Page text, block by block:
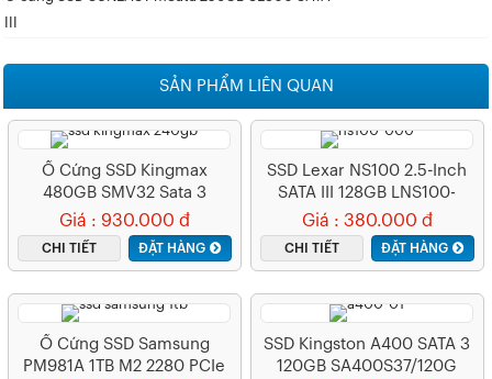
SẢN PHẨM LIÊN QUAN
Ổ Cứng SSD Kingmax
480GB SMV32 Sata 3
Giá : 930.000 đ
CHI TIẾT ĐẶT HÀNG
SSD Lexar NS100 2.5-Inch
SATA III 128GB LNS100-
128RB
Giá : 380.000 đ
CHI TIẾT ĐẶT HÀNG
Ổ Cứng SSD Samsung
PM981A 1TB M2 2280 PCIe
SSD Kingston A400 SATA 3
120GB SA400S37/120G